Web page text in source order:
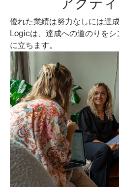
優れた業績は努力なしには達
Logicは、達成への道のりを
に立ちます。